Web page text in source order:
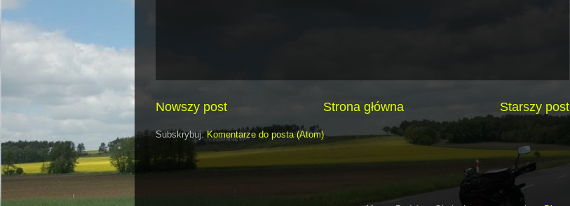
Nowszy post Starszy post
Strona główna
Subskrybuj:Komentarze do posta (Atom)